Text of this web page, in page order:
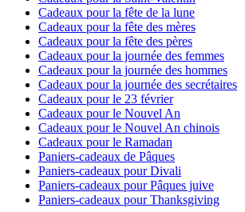
Cadeaux pour la fête de la lune
Cadeaux pour la fête des mères
Cadeaux pour la fête des pères
Cadeaux pour la journée des femmes
Cadeaux pour la journée des hommes
Cadeaux pour la journée des secrétaires
Cadeaux pour le 23 février
Cadeaux pour le Nouvel An
Cadeaux pour le Nouvel An chinois
Cadeaux pour le Ramadan
Paniers-cadeaux de Pâques
Paniers-cadeaux pour Divali
Paniers-cadeaux pour Pâques juive
Paniers-cadeaux pour Thanksgiving